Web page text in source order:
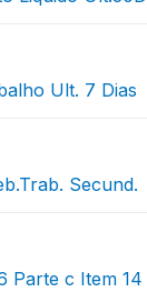
Ult. 7 Dias
Secund.
Parte c Item 14